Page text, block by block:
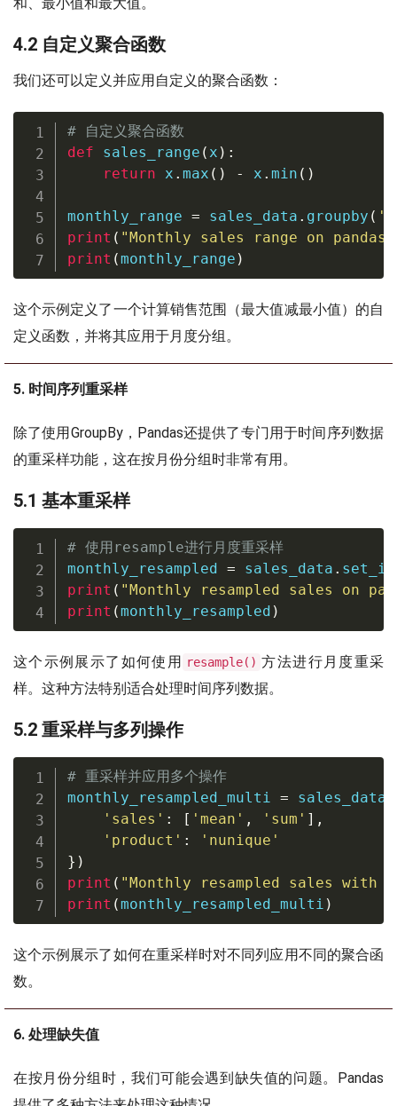
4.2 自定义聚合函数
我们还可以定义并应用自定义的聚合函数：
# 自定义聚合函数
def
sales_range ( x ) :
return x . max ( ) - x . min ( )
monthly_range = sales_data . groupby (
print ( "Monthly sales range on
print (monthly_range )
这个示例定义了一个计算销售范围（最大值减最小值）的自
定义函数，并将其应用于月度分组。
5. 时间序列重采样
除了使用GroupBy，Pandas还提供了专门用于时间序列数据
的重采样功能，这在按月份分组时非常有用。
5.1 基本重采样
# 使用resample进行月度重采样
monthly_resampled = sales_data .
print ( "Monthly resampled sales on
print (monthly_resampled )
这个示例展示了如何使用 resample() 方法进行月度重采
样。这种方法特别适合处理时间序列数据。
5.2 重采样与多列操作
# 重采样并应用多个操作
monthly_resampled_multi = sales_data
'sales' : [ 'mean' , 'sum' ] ,
'product' :
'nunique'
} )
print ( "Monthly resampled sales with
print (monthly_resampled_multi )
这个示例展示了如何在重采样时对不同列应用不同的聚合函
数。
6. 处理缺失值
在按月份分组时，我们可能会遇到缺失值的问题。Pandas